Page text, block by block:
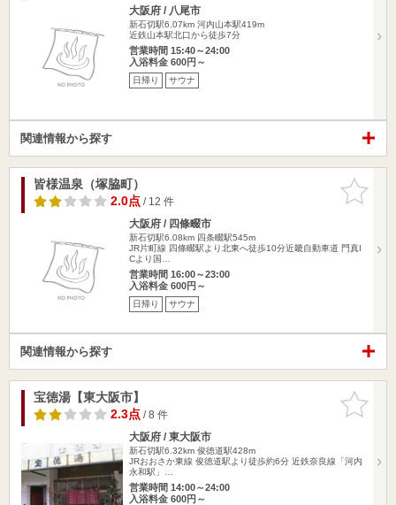
大阪府 / 八尾市
新石切駅6.07km 河内山本駅419m
近鉄山本駅北口から徒歩7分
営業時間 15:40～24:00
入浴料金 600円～
日帰り サウナ
関連情報から探す
お気に入
りに追加
皆様温泉（塚脇町）
2.0点/ 12 件
大阪府 / 四條畷市
新石切駅6.08km 四条畷駅545m
JR片町線 四條畷駅より北東へ徒歩10分近畿自動車道 門真I
Cより国…
営業時間 16:00～23:00
入浴料金 600円～
日帰り サウナ
関連情報から探す
お気に入
りに追加
宝徳湯【東大阪市】
2.3点/ 8 件
大阪府 / 東大阪市
新石切駅6.32km 俊徳道駅428m
JRおおさか東線 俊徳道駅より徒歩約6分 近鉄奈良線「河内
永和駅」…
営業時間 14:00～24:00
入浴料金 600円～